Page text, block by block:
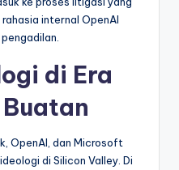
internal OpenAI
di Era
OpenAI, dan Microsoft
di Silicon Valley. Di